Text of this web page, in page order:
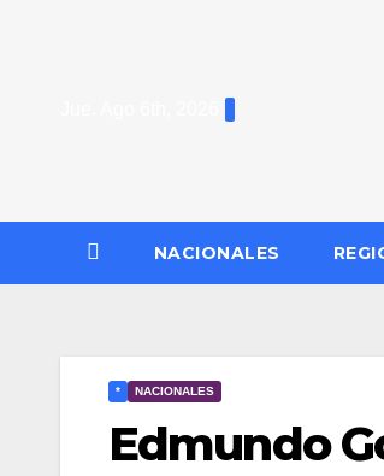
NACIONALES
* NACIONALES
Edmundo